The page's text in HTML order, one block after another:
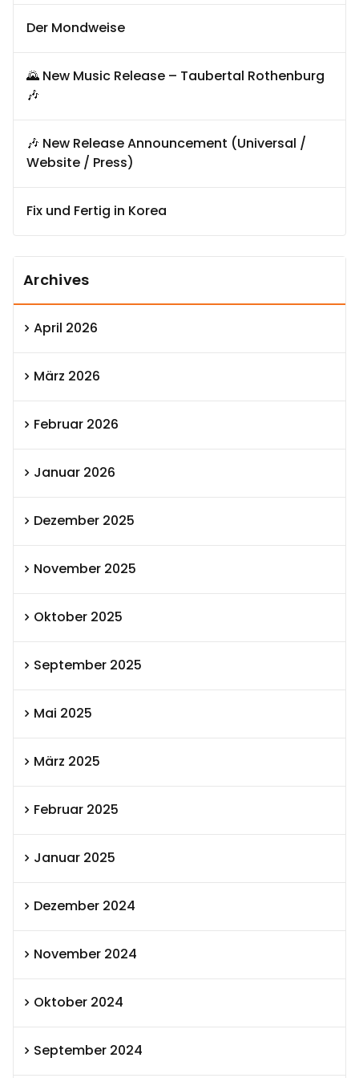
Der Mondweise
🌄 New Music Release – Taubertal Rothenburg
🎶
🎶 New Release Announcement (Universal /
Website / Press)
Fix und Fertig in Korea
Archives
April 2026
März 2026
Februar 2026
Januar 2026
Dezember 2025
November 2025
Oktober 2025
September 2025
Mai 2025
März 2025
Februar 2025
Januar 2025
Dezember 2024
November 2024
Oktober 2024
September 2024